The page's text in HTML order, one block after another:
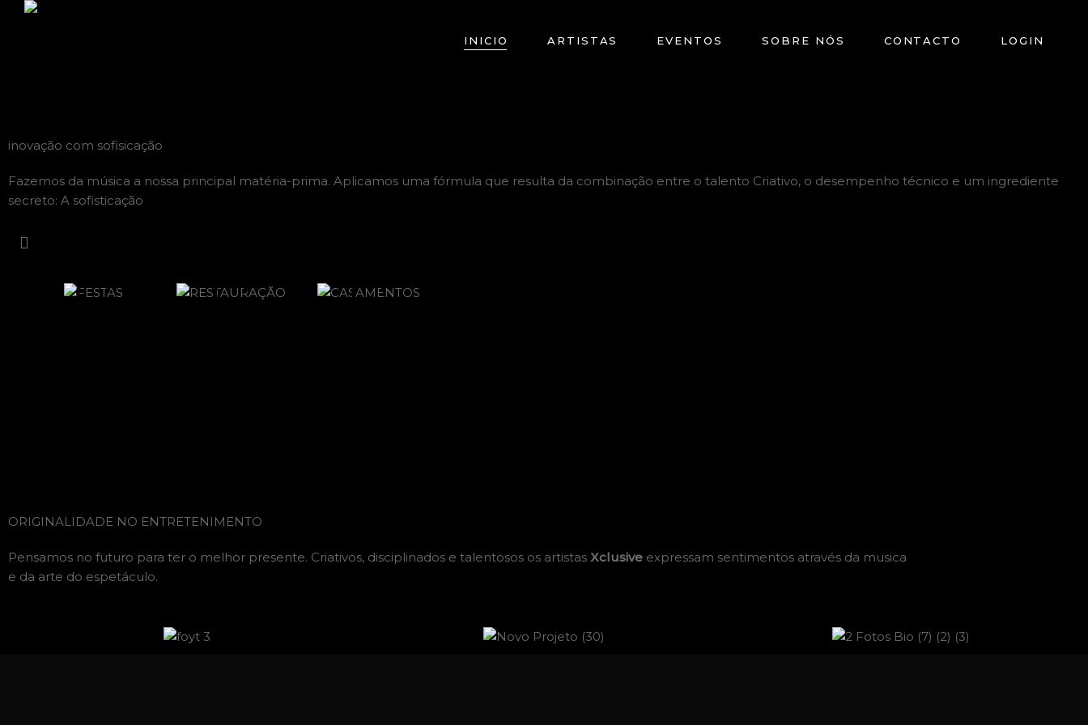
INICIO ARTISTAS EVENTOS SOBRE NÓS CONTACTO LOGIN
inovação com sofisicação
Fazemos da música a nossa principal matéria-prima. Aplicamos uma fórmula que resulta da combinação entre o talento Criativo, o desempenho técnico e um ingrediente
secreto: A sofisticação
ORIGINALIDADE NO ENTRETENIMENTO
Pensamos no futuro para ter o melhor presente. Criativos, disciplinados e talentosos os artistas Xclusive expressam sentimentos através da musica
e da arte do espetáculo.